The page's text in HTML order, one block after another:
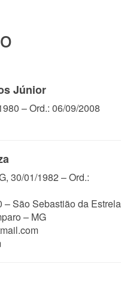
Júnior
– Ord.: 06/09/2008
30/01/1982 – Ord.:
– São Sebastião da Estrela
– MG